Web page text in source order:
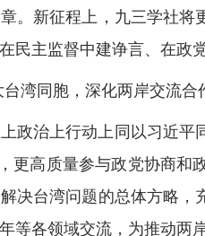
。新征程上，九三学社
民主监督中建诤言、在政
同胞，深化两岸交流合
治上行动上同以习近平
更高质量参与政党协商
决台湾问题的总体方略
等各领域交流，为推动两